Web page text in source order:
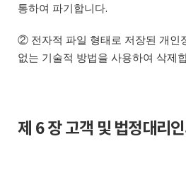
통하여 파기합니다.
② 전자적 파일 형태로 저장된 개인
없는 기술적 방법을 사용하여 삭제
제 6 장 고객 및 법정대리